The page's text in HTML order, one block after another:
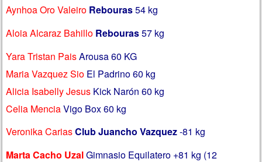
Aynhoa Oro Valeiro Rebouras54 kg
Aloia Alcaraz Bahillo Rebouras57 kg
Yara Tristan PaisArousa 60 KG
Maria Vazquez Sio El Padrino 60 kg
Alicia Isabelly Jesus Kick Narón 60 kg
Celia MenciaVigo Box 60 kg
Veronika CariasClub Juancho Vazquez-81 kg
Marta Cacho UzalGimnasio Equilatero +81 kg (12